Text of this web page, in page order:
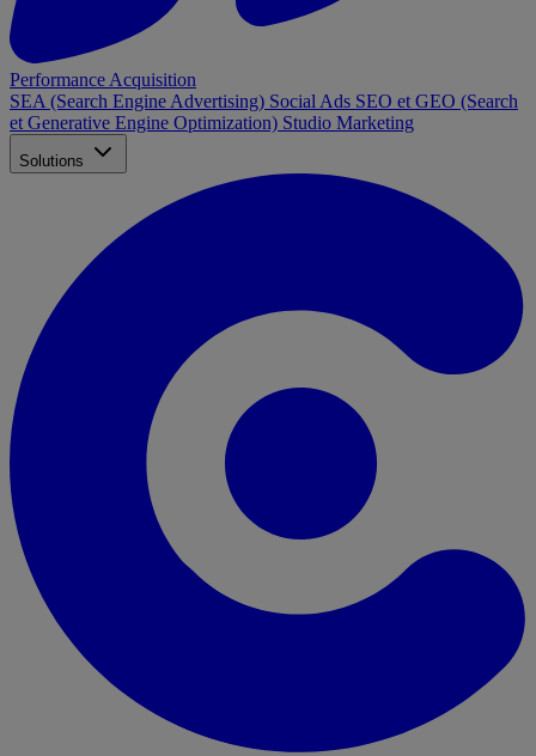
Performance Acquisition
SEA (Search Engine Advertising) Social Ads SEO et GEO (Search
et Generative Engine Optimization) Studio Marketing
Solutions